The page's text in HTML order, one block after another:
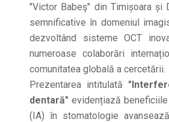
"Victor Babeş" din Timișoara
semnificative în domeniul
dezvoltând sisteme OCT
numeroase colaborări
comunitatea globală a cercetării.
Prezentarea intitulată
dentară" evidențiază
(IA) în stomatologie